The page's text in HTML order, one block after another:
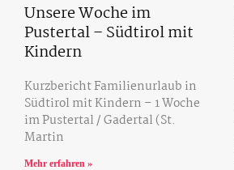
Unsere Woche im
Pustertal – Südtirol mit
Kindern
Kurzbericht Familienurlaub in
Südtirol mit Kindern – 1 Woche
im Pustertal / Gadertal (St.
Martin
Mehr erfahren »